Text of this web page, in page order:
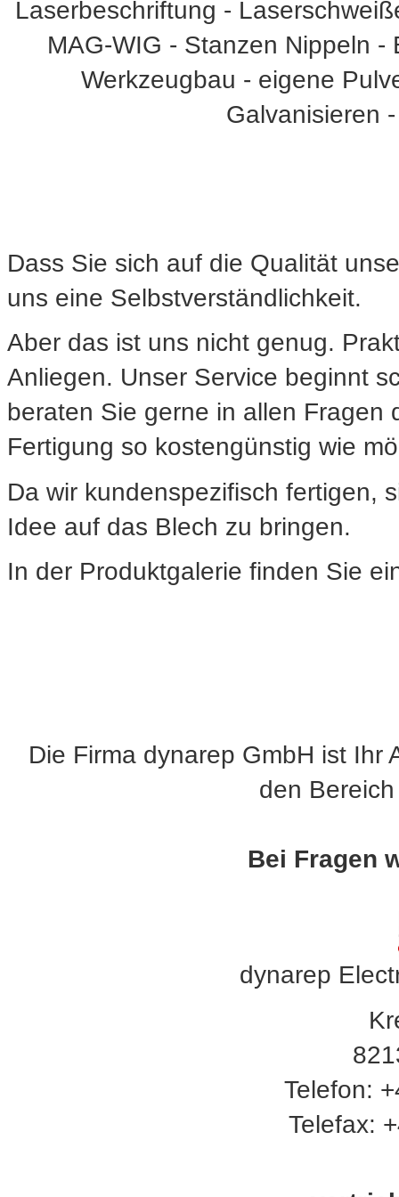
Laserbeschriftung -
MAG-WIG - Stanzen Nippeln
Werkzeugbau - eigene
Galvanisieren
Dass Sie sich auf die Qualität
uns eine Selbstverständlichkeit.
Aber das ist uns nicht genug.
Anliegen. Unser Service beginnt
beraten Sie gerne in allen Fragen
Fertigung so kostengünstig wie
Da wir kundenspezifisch fertigen,
Idee auf das Blech zu bringen.
In der Produktgalerie finden Sie
Die Firma dynarep GmbH ist Ihr
den
Bei Fragen
dynarep
Telefon:
Telefax: